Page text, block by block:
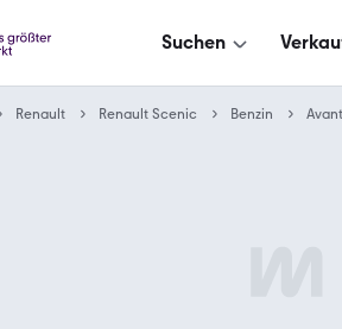
Suchen
Renault Renault Scenic Benzin